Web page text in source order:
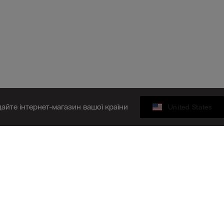
інтернет-магазин вашої країни United States